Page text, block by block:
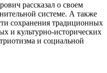
рассказал о своем
системе. А также
сохранения традиционных
и культурно-исторических
и социальной